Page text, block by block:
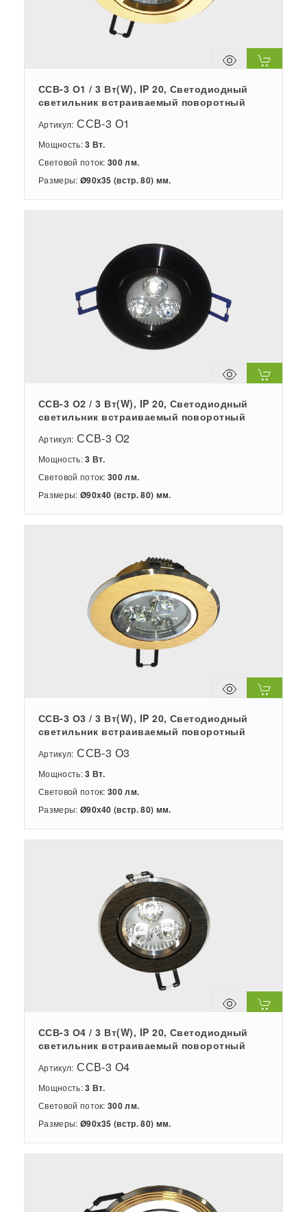
ССВ-3 О1 / 3 Вт(W), IP 20, Светодиодный
светильник встраиваемый поворотный
Артикул: ССВ-3 О1
Мощность:3 Вт.
Световой поток:300 лм.
Размеры: Ø90х35 (встр. 80) мм.
ССВ-3 О2 / 3 Вт(W), IP 20, Светодиодный
светильник встраиваемый поворотный
Артикул: ССВ-3 О2
Мощность:3 Вт.
Световой поток:300 лм.
Размеры: Ø90х40 (встр. 80) мм.
ССВ-3 О3 / 3 Вт(W), IP 20, Светодиодный
светильник встраиваемый поворотный
Артикул: ССВ-3 О3
Мощность:3 Вт.
Световой поток:300 лм.
Размеры: Ø90х40 (встр. 80) мм.
ССВ-3 О4 / 3 Вт(W), IP 20, Светодиодный
светильник встраиваемый поворотный
Артикул: ССВ-3 О4
Мощность:3 Вт.
Световой поток:300 лм.
Размеры: Ø90х35 (встр. 80) мм.